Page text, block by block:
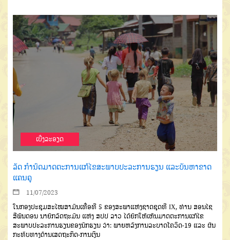
ເບີ່ງລະອຽດ
ລັດ ກໍານົດມາດຕະການແກ້ໄຂສະພາບປະລະການຮຽນ ແລະບັນຫາຂາດ
ແຄນຄູ
11/07/2023
ໃນກອງປະຊຸມສະໄໝສາມັນເທື່ອທີ 5 ຂອງສະພາແຫ່ງຊາດຊຸດທີ IX, ທ່ານ ສອນໄຊ
ສີພັນດອນ ນາຍົກລັດຖະມົນ ແຫ່ງ ສປປ ລາວ ໄດ້ຍົກໃຫ້ເຫັນມາດຕະການແກ້ໄຂ
ສະພາບປະລະການຮຽນຂອງນັກຮຽນ ວ່າ: ພາຍຫລັງການລະບາດໂຄວິດ-19 ແລະ ຜົນ
ກະທົບທາງດ້ານເສດຖະກິດ-ການເງິນ